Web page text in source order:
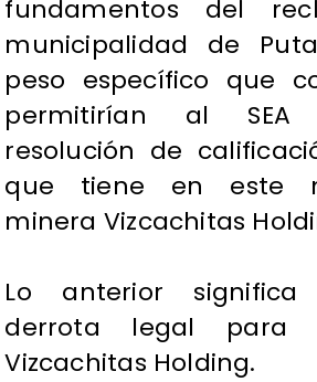
fundamentos del
municipalidad de
peso específico que
permitirían al
resolución de
que tiene en este
minera Vizcachitas
Lo anterior
derrota legal para
Vizcachitas Holding.